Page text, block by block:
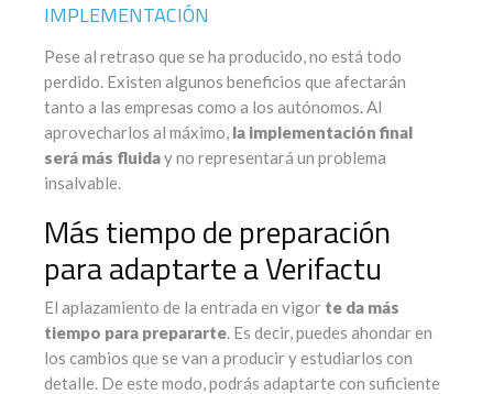
IMPLEMENTACIÓN
Pese al retraso que se ha producido, no está todo
perdido. Existen algunos beneficios que afectarán
tanto a las empresas como a los autónomos. Al
aprovecharlos al máximo, la implementación final
será más fluiday no representará un problema
insalvable.
Más tiempo de preparación
para adaptarte a Verifactu
El aplazamiento de la entrada en vigor te da más
tiempo para prepararte. Es decir, puedes ahondar en
los cambios que se van a producir y estudiarlos con
detalle. De este modo, podrás adaptarte con suficiente